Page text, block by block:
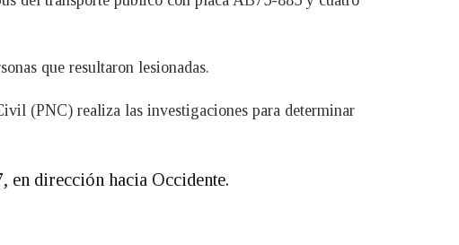
que resultaron lesionadas.
(PNC) realiza las investigaciones para determinar
en dirección hacia Occidente.